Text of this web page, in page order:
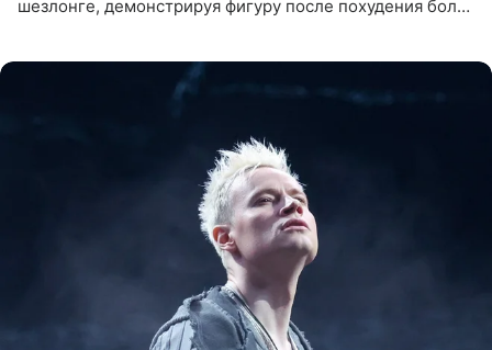
шезлонге, демонстрируя фигуру после похудения более